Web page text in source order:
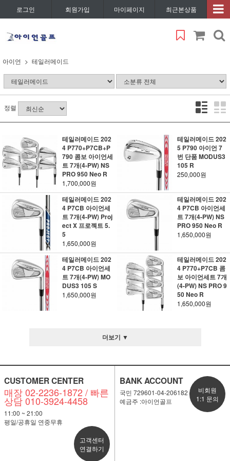
로그인 회원가입 마이페이지 최근본상품
아이언 테일러메이드
정렬
테일러메이드 202
4 P770+P7CB+P
790 콤보 아이언세
트 7개(4-PW) NS
PRO 950 Neo R
1,700,000원
테일러메이드 202
5 P790 아이언 7
번 단품 MODUS3
105 R
250,000원
테일러메이드 202
4 P7CB 아이언세
트 7개(4-PW) Proj
ect X 프로젝트 5.
5
1,650,000원
테일러메이드 202
4 P7CB 아이언세
트 7개(4-PW) NS
PRO 950 Neo R
1,650,000원
테일러메이드 202
4 P7CB 아이언세
트 7개(4-PW) MO
DUS3 105 S
1,650,000원
테일러메이드 202
4 P770+P7CB 콤
보 아이언세트 7개
(4-PW) NS PRO 9
50 Neo R
1,650,000원
더보기 ▼
CUSTOMER CENTER
매장 02-2236-1872 / 빠른
상담 010-3924-4458
11:00 ~ 21:00
평일/공휴일 연중무휴
고객센터
연결하기
BANK ACCOUNT
국민 729601-04-206182
예금주 :아이언골프
비회원
1:1 문의